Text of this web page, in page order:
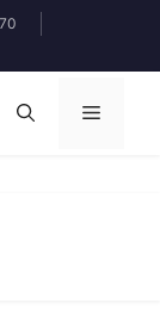
Menü